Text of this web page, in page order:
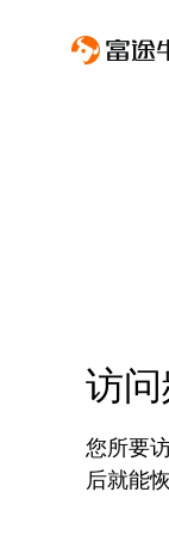
访
您所要
后就能